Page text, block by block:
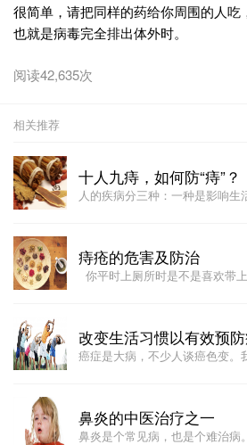
很简单，请把同样的药给你周围的人
也就是病毒完全排出体外时。
阅读42,635次
相关推荐
十人九痔，如何防“痔”？
人的疾病分三种：一种是影响
痔疮的危害及防治
你平时上厕所时是不是喜欢带
改变生活习惯以有效预
癌症是大病，不少人谈癌色变
鼻炎的中医治疗之一
鼻炎是个常见病，也是个难治